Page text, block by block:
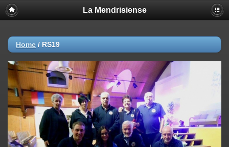
La Mendrisiense
Home / RS19